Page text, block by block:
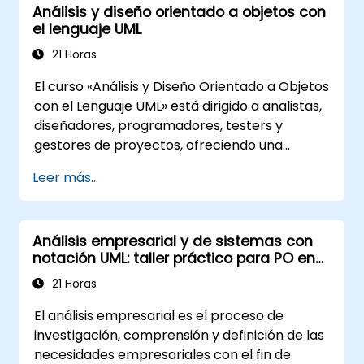
Análisis y diseño orientado a objetos con
el lenguaje UML
21 Horas
El curso «Análisis y Diseño Orientado a Objetos
con el Lenguaje UML» está dirigido a analistas,
diseñadores, programadores, testers y
gestores de proyectos, ofreciendo una
mediante UML. A través del estudio de un caso
práctico, los participantes adquirirán
competencias en el modelado de requisitos,
procesos empresariales, así como en la
documentación de requisitos funcionales y no
funcionales. Las etapas posteriores incluyen
estático como dinámico, y la aplicación
práctica de la herramienta de modelado
Enterprise Architect. El curso constituye una
Leer más...
Análisis empresarial y de sistemas con
notación UML: taller práctico para PO en
metodología Scrum
21 Horas
El análisis empresarial es el proceso de
investigación, comprensión y definición de las
necesidades empresariales con el fin de